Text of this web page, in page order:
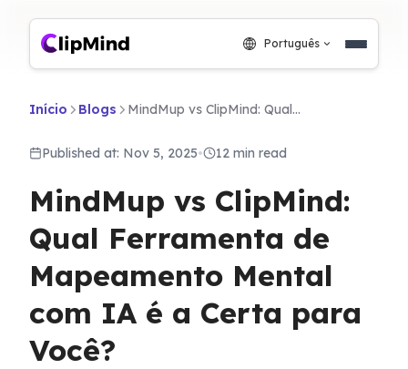
Português
Início Blogs MindMup vs ClipMind: Qual Ferramenta de Mapeamento Mental com IA é a Certa para Você?
Published at: Nov 5, 2025• 12 min read
MindMup vs ClipMind:
Qual Ferramenta de
Mapeamento Mental
com IA é a Certa para
Você?